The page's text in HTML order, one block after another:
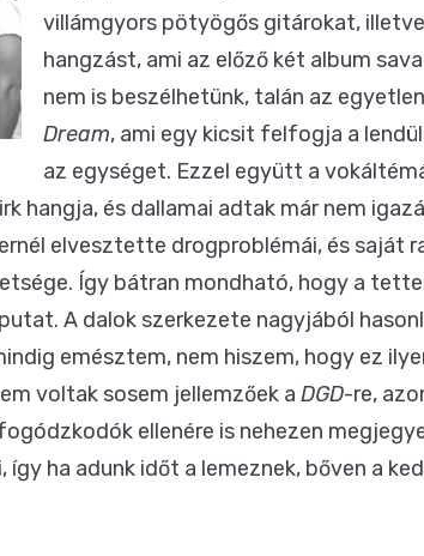
villámgyors pötyögős gitárokat,
hangzást, ami az előző két album
nem is beszélhetünk, talán az
Dream, ami egy kicsit felfogja a
az egységet. Ezzel együtt a
hangja, és dallamai adtak már nem
elvesztette drogproblémái, és saját
Így bátran mondható, hogy a
A dalok szerkezete nagyjából
emésztem, nem hiszem, hogy ez
voltak sosem jellemzőek a DGD-re,
ellenére is nehezen
ha adunk időt a lemeznek, bőven a